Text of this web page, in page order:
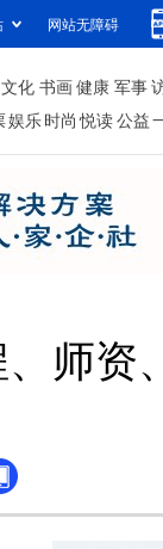
网站无障碍
文化 书画健康 军事
娱乐时尚 悦读公益
师资